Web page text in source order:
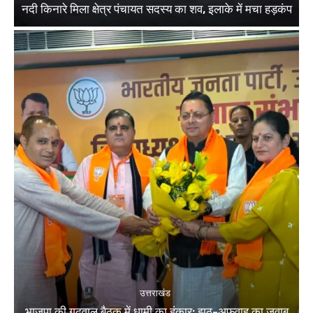
नदी किनारे मिला क्षेत्र पंचायत सदस्य का शव, इलाके में मचा हड़कंप
उत्तराखंड